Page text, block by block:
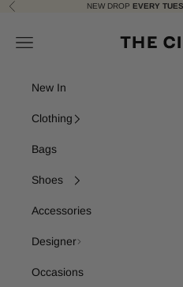
Skip to content
Previous NEW DROP EVERY
Navigation menu
New In
Clothing
Bags
Shoes
Accessories
Designer
Occasions